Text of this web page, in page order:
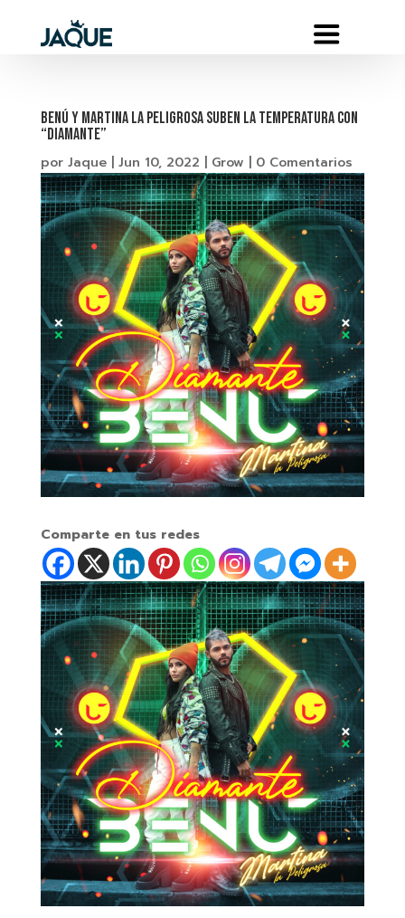
BENÚ Y MARTINA LA PELIGROSA SUBEN LA TEMPERATURA CON
“DIAMANTE”
por Jaque| Jun 10, 2022 Grow 0 Comentarios
Comparte en tus redes